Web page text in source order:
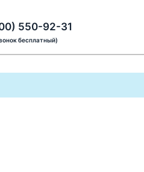
550-92-31
бесплатный)